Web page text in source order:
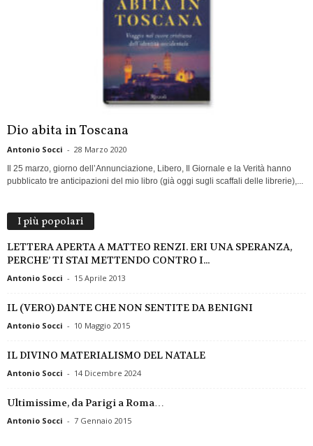
Dio abita in Toscana
Antonio Socci - 28 Marzo 2020
Il 25 marzo, giorno dell’Annunciazione, Libero, Il Giornale e la Verità hanno
pubblicato tre anticipazioni del mio libro (già oggi sugli scaffali delle librerie),...
I più popolari
LETTERA APERTA A MATTEO RENZI. ERI UNA SPERANZA,
PERCHE’ TI STAI METTENDO CONTRO I...
Antonio Socci - 15 Aprile 2013
IL (VERO) DANTE CHE NON SENTITE DA BENIGNI
Antonio Socci - 10 Maggio 2015
IL DIVINO MATERIALISMO DEL NATALE
Antonio Socci - 14 Dicembre 2024
Ultimissime, da Parigi a Roma…
Antonio Socci - 7 Gennaio 2015